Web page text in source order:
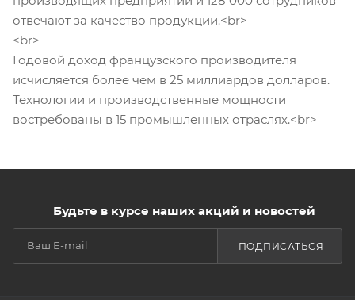
отвечают за качество продукции.<br>
<br>
Годовой доход французского производителя
исчисляется более чем в 25 миллиардов долларов.
Технологии и производственные мощности
востребованы в 15 промышленных отраслях.<br>
Будьте в курсе наших акций и новостей
ПОДПИСАТЬСЯ